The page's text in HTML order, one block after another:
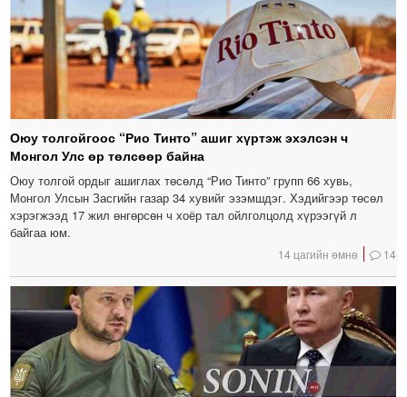
Оюу толгойгоос “Рио Тинто” ашиг хүртэж эхэлсэн ч
Монгол Улс өр төлсөөр байна
Оюу толгой ордыг ашиглах төсөлд “Рио Тинто” групп 66 хувь,
Монгол Улсын Засгийн газар 34 хувийг эзэмшдэг. Хэдийгээр төсөл
хэрэгжээд 17 жил өнгөрсөн ч хоёр тал ойлголцолд хүрээгүй л
байгаа юм.
14 цагийн өмнө 14